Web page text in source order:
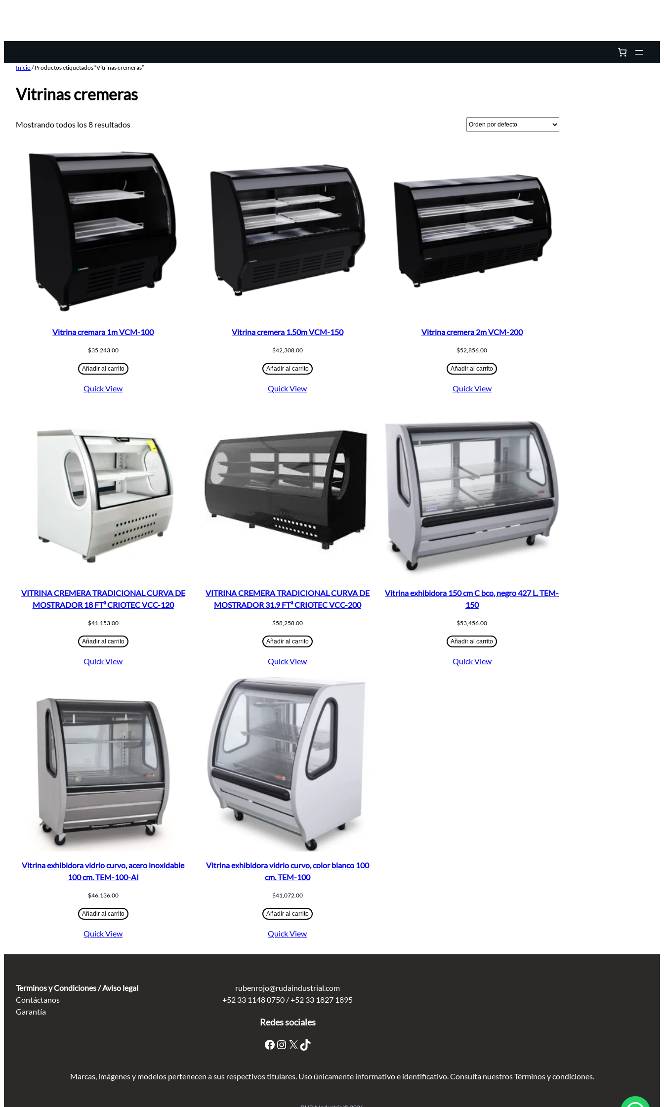
Inicio/ Productos etiquetados “Vitrinas cremeras”
Vitrinas cremeras
Mostrando todos los 8 resultados
Vitrina cremara 1m VCM-100
$35,243.00
Añadir al carrito
Quick View
Vitrina cremera 1.50m VCM-150
$42,308.00
Añadir al carrito
Quick View
Vitrina cremera 2m VCM-200
$52,856.00
Añadir al carrito
Quick View
VITRINA CREMERA TRADICIONAL CURVA DE
MOSTRADOR 18 FT³ CRIOTEC VCC-120
$41,153.00
Añadir al carrito
Quick View
VITRINA CREMERA TRADICIONAL CURVA DE
MOSTRADOR 31.9 FT³ CRIOTEC VCC-200
$58,258.00
Añadir al carrito
Quick View
Vitrina exhibidora 150 cm C bco, negro 427 L. TEM-
150
$53,456.00
Añadir al carrito
Quick View
Vitrina exhibidora vidrio curvo, acero inoxidable
100 cm. TEM-100-AI
$46,136.00
Añadir al carrito
Quick View
Vitrina exhibidora vidrio curvo, color blanco 100
cm. TEM-100
$41,072.00
Añadir al carrito
Quick View
Terminos y Condiciones / Aviso legal
Contáctanos
Garantía
rubenrojo@rudaindustrial.com
+52 33 1148 0750 / +52 33 1827 1895
Redes sociales
Marcas, imágenes y modelos pertenecen a sus respectivos titulares. Uso únicamente informativo e identificativo. Consulta nuestros Términos y condiciones.